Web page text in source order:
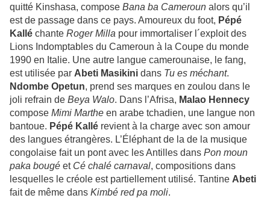
quitté Kinshasa, compose Bana ba Cameroun alors qu’il
est de passage dans ce pays. Amoureux du foot, Pépé
Kallé chante Roger Milla pour immortaliser l´exploit des
Lions Indomptables du Cameroun à la Coupe du monde
1990 en Italie. Une autre langue camerounaise, le fang,
est utilisée par Abeti Masikini dans Tu es méchant.
Ndombe Opetun, prend ses marques en zoulou dans le
joli refrain de Beya Walo. Dans l’Afrisa, Malao Hennecy
compose Mimi Marthe en arabe tchadien, une langue non
bantoue. Pépé Kallé revient à la charge avec son amour
des langues étrangères. L’Éléphant de la de la musique
congolaise fait un pont avec les Antilles dans Pon moun
paka bougé et Cé chalé carnaval, compositions dans
lesquelles le créole est partiellement utilisé. Tantine Abeti
fait de même dans Kimbé red pa moli.